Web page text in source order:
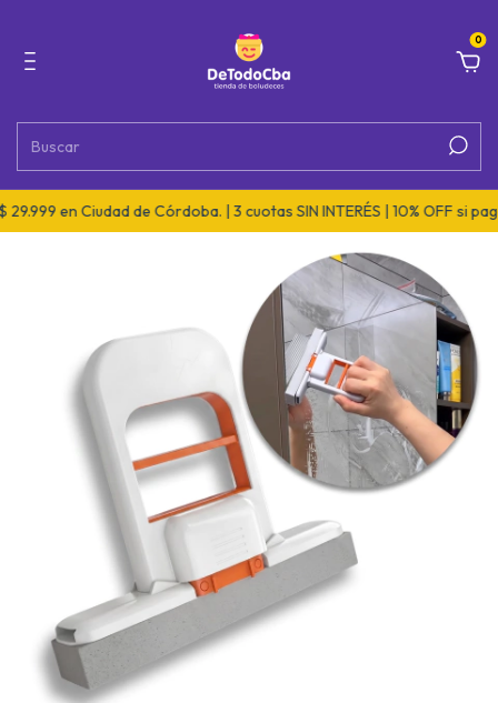
0
en Ciudad de Córdoba. | 3 cuotas SIN INTERÉS | 10% OFF si